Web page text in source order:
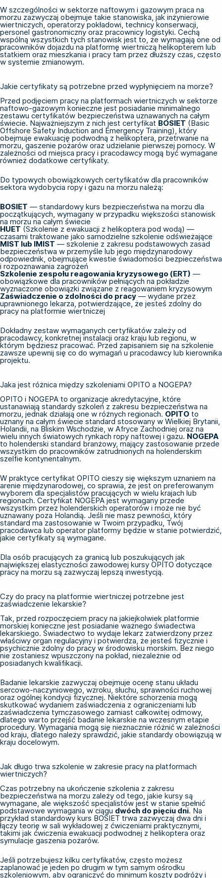
W szczególności w sektorze naftowym i gazowym praca na
morzu zazwyczaj obejmuje takie stanowiska, jak inżynierowie
wiertniczych, operatorzy pokładowi, technicy konserwacji,
personel gastronomiczny oraz pracownicy logistyki. Cechą
wspólną wszystkich tych stanowisk jest to, że wymagają one od
pracowników dojazdu na platformę wiertniczą helikopterem lub
statkiem oraz mieszkania i pracy tam przez dłuższy czas, często
w systemie zmianowym.
Jakie certyfikaty są potrzebne przed wypłynięciem na morze?
Przed podjęciem pracy na platformach wiertniczych w sektorze
naftowo-gazowym konieczne jest posiadanie minimalnego
zestawu certyfikatów bezpieczeństwa uznawanych na całym
świecie. Najważniejszym z nich jest certyfikat BOSIET (Basic
Offshore Safety Induction and Emergency Training), który
obejmuje ewakuację podwodną z helikoptera, przetrwanie na
morzu, gaszenie pożarów oraz udzielanie pierwszej pomocy. W
zależności od miejsca pracy i pracodawcy mogą być wymagane
również dodatkowe certyfikaty.
Do typowych obowiązkowych certyfikatów dla pracowników
sektora wydobycia ropy i gazu na morzu należą:
BOSIET — standardowy kurs bezpieczeństwa na morzu dla
początkujących, wymagany w przypadku większości stanowisk
na morzu na całym świecie
HUET (Szkolenie z ewakuacji z helikoptera pod wodą) —
czasami traktowane jako samodzielne szkolenie odświeżające
MIST lub IMIST — szkolenie z zakresu podstawowych zasad
bezpieczeństwa w przemyśle lub jego międzynarodowy
odpowiednik, obejmujące kwestie świadomości bezpieczeństwa
i rozpoznawania zagrożeń
Szkolenie zespołu reagowania kryzysowego (ERT) —
obowiązkowe dla pracowników pełniących na pokładzie
wyznaczone obowiązki związane z reagowaniem kryzysowym
Zaświadczenie o zdolności do pracy — wydane przez
uprawnionego lekarza, potwierdzające, że jesteś zdolny do
pracy na platformie wiertniczej
Dokładny zestaw wymaganych certyfikatów zależy od
pracodawcy, konkretnej instalacji oraz kraju lub regionu, w
którym będziesz pracować. Przed zapisaniem się na szkolenie
zawsze upewnij się co do wymagań u pracodawcy lub kierownika
projektu.
Jaka jest różnica między szkoleniami OPITO a NOGEPA?
OPITO i NOGEPA to organizacje akredytacyjne, które
ustanawiają standardy szkoleń z zakresu bezpieczeństwa na
morzu, jednak działają one w różnych regionach. OPITO to
uznany na całym świecie standard stosowany w Wielkiej Brytanii,
Holandii, na Bliskim Wschodzie, w Afryce Zachodniej oraz na
wielu innych światowych rynkach ropy naftowej i gazu. NOGEPA
to holenderski standard branżowy, mający zastosowanie przede
wszystkim do pracowników zatrudnionych na holenderskim
szelfie kontynentalnym.
W praktyce certyfikat OPITO cieszy się większym uznaniem na
arenie międzynarodowej, co sprawia, że jest on preferowanym
wyborem dla specjalistów pracujących w wielu krajach lub
regionach. Certyfikat NOGEPA jest wymagany przede
wszystkim przez holenderskich operatorów i może nie być
uznawany poza Holandią. Jeśli nie masz pewności, który
standard ma zastosowanie w Twoim przypadku, Twój
pracodawca lub operator platformy będzie w stanie potwierdzić,
jakie certyfikaty są wymagane.
Dla osób pracujących za granicą lub poszukujących jak
największej elastyczności zawodowej kursy OPITO dotyczące
pracy na morzu są zazwyczaj lepszą inwestycją.
Czy do pracy na platformie wiertniczej potrzebne jest
zaświadczenie lekarskie?
Tak, przed rozpoczęciem pracy na jakiejkolwiek platformie
morskiej konieczne jest posiadanie ważnego świadectwa
lekarskiego. Świadectwo to wydaje lekarz zatwierdzony przez
właściwy organ regulacyjny i potwierdza, że jesteś fizycznie i
psychicznie zdolny do pracy w środowisku morskim. Bez niego
nie zostaniesz wpuszczony na pokład, niezależnie od
posiadanych kwalifikacji.
Badanie lekarskie zazwyczaj obejmuje ocenę stanu układu
sercowo-naczyniowego, wzroku, słuchu, sprawności ruchowej
oraz ogólnej kondycji fizycznej. Niektóre schorzenia mogą
skutkować wydaniem zaświadczenia z ograniczeniami lub
zaświadczenia tymczasowego zamiast całkowitej odmowy,
dlatego warto przejść badanie lekarskie na wczesnym etapie
procedury. Wymagania mogą się nieznacznie różnić w zależności
od kraju, dlatego należy sprawdzić, jakie standardy obowiązują w
kraju docelowym.
Jak długo trwa szkolenie w zakresie pracy na platformach
wiertniczych?
Czas potrzebny na ukończenie szkolenia z zakresu
bezpieczeństwa na morzu zależy od tego, jakie kursy są
wymagane, ale większość specjalistów jest w stanie spełnić
podstawowe wymagania w ciągu dwóch do pięciu dni. Na
przykład standardowy kurs BOSIET trwa zazwyczaj dwa dni i
łączy teorię w sali wykładowej z ćwiczeniami praktycznymi,
takimi jak ćwiczenia ewakuacji podwodnej z helikoptera oraz
symulacje gaszenia pożarów.
Jeśli potrzebujesz kilku certyfikatów, często możesz
zaplanować je jeden po drugim w tym samym ośrodku
szkoleniowym, aby ograniczyć do minimum koszty podróży i